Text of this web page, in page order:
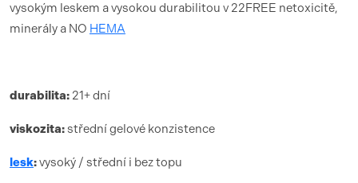
vysokým leskem a vysokou durabilitou v 22FREE netoxicitě,
minerály a NO HEMA
durabilita: 21+ dní
viskozita:střední gelové konzistence
lesk:vysoký / střední i bez topu